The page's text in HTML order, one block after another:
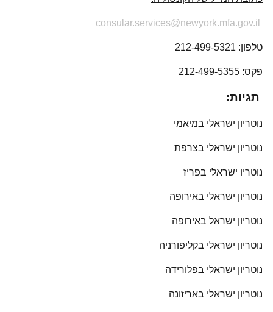
consular.services@newyork.mfa.gov.il
טלפון: 212-499-5321
פקס: 212-499-5355
תגיות:
נוטריון ישראלי במיאמי
נוטריון ישראלי בצרפת
נוטריו ישראלי בפריז
נוטריון ישראלי באירופה
נוטריון ישראל באירופה
נוטריון ישראלי בקליפורניה
נוטריון ישראלי בפלורידה
נוטריון ישראלי באריזונה